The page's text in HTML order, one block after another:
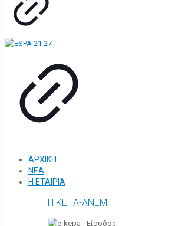
ΑΡΧΙΚΗ
ΝΕΑ
Η ΕΤΑΙΡΙΑ
Η ΚΕΠΑ-ΑΝΕΜ